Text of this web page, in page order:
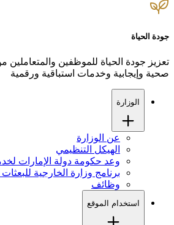
جودة الحياة
تعزيز جودة الحياة للموظفين والمتعاملين
صحية وإيجابية وخدمات استباقية ورقمية
الوزارة
عن الوزارة
الهيكل التنظيمي
وعد حكومة دولة الإمارات
برنامج وزارة الخارجية
وظائف
استخدام الموقع